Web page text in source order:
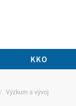
KKO
Výzkum a vývoj